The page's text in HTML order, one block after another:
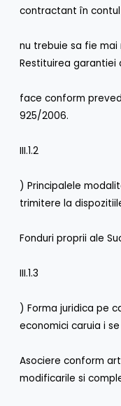
contractant în
nu trebuie sa fie mai
Restituirea garantiei
face conform
925/2006.
III.1.2
) Principalele
trimitere la
Fonduri proprii ale
III.1.3
) Forma juridica pe
economici caruia i
Asociere conform
modificarile si